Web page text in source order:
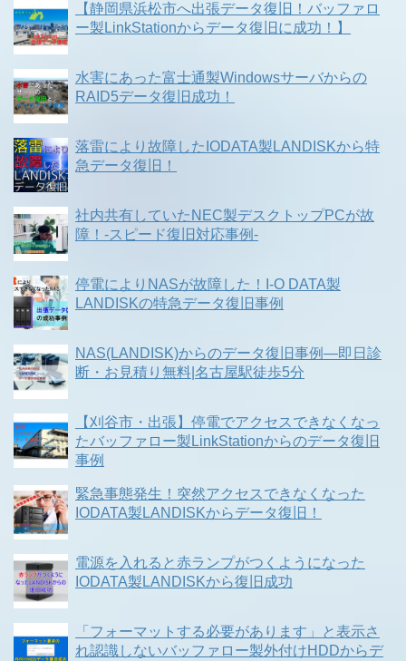
【静岡県浜松市へ出張データ復旧！バッファロ
ー製LinkStationからデータ復旧に成功！】
水害にあった富士通製Windowsサーバからの
RAID5データ復旧成功！
落雷により故障したIODATA製LANDISKから特
急データ復旧！
社内共有していたNEC製デスクトップPCが故
障！-スピード復旧対応事例-
停電によりNASが故障した！I-O DATA製
LANDISKの特急データ復旧事例
NAS(LANDISK)からのデータ復旧事例―即日診
断・お見積り無料|名古屋駅徒歩5分
【刈谷市・出張】停電でアクセスできなくなっ
たバッファロー製LinkStationからのデータ復旧
事例
緊急事態発生！突然アクセスできなくなった
IODATA製LANDISKからデータ復旧！
電源を入れると赤ランプがつくようになった
IODATA製LANDISKから復旧成功
「フォーマットする必要があります」と表示さ
れ認識しないバッファロー製外付けHDDからデ